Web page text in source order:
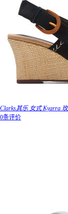
Clarks其乐 女式 Kyarra
0条评价